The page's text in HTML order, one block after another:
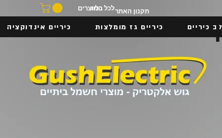
בלוג
לכל המוצרים
כיריים כיריים גז מומלצות כיריים אינדוקציה
תקנון האתר